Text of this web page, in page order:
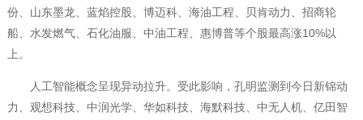
份、山东墨龙、蓝焰控股、博迈科、海油工程、贝肯动力、招商轮
船、水发燃气、石化油服、中油工程、惠博普等个股最高涨10%以
上。
人工智能概念呈现异动拉升。受此影响，孔明监测到今日新锦动
力、观想科技、中润光学、华如科技、海默科技、中无人机、亿田智